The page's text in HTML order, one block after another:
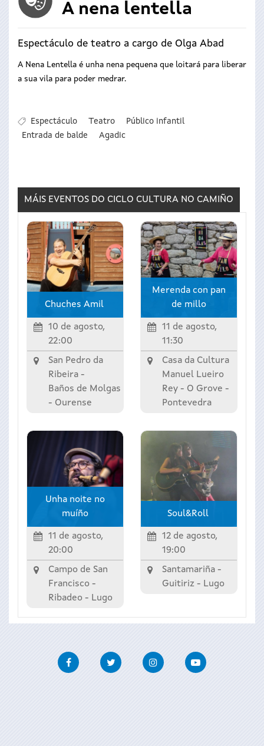
A nena lentella
Espectáculo de teatro a cargo de Olga Abad
A Nena Lentella é unha nena pequena que loitará para liberar
a sua vila para poder medrar.
Espectáculo Teatro
Público infantil
Entrada de balde
Agadic
MÁIS EVENTOS DO CICLO CULTURA NO CAMIÑO
Chuches Amil
10 de agosto,
22:00
San Pedro da
Ribeira -
Baños de Molgas
- Ourense
Merenda con pan
de millo
11 de agosto,
11:30
Casa da Cultura
Manuel Lueiro
Rey - O Grove -
Pontevedra
Unha noite no
muíño
11 de agosto,
20:00
Campo de San
Francisco -
Ribadeo - Lugo
Soul&Roll
12 de agosto,
19:00
Santamariña -
Guitiriz - Lugo
FacebookTwitter InstagramYoutube